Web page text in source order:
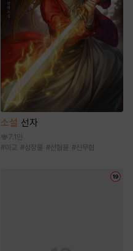
소설 선자
7.1만
#마교 #성장물 #선협물 #신무협